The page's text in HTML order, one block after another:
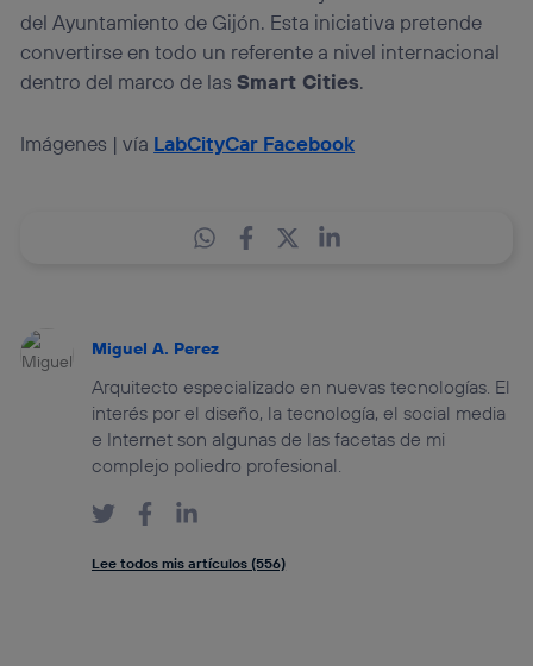
del Ayuntamiento de Gijón. Esta iniciativa pretende
convertirse en todo un referente a nivel internacional
dentro del marco de lasSmart Cities.
Imágenes | vía LabCityCar Facebook
Miguel A. Perez
Arquitecto especializado en nuevas tecnologías. El
interés por el diseño, la tecnología, el social media
e Internet son algunas de las facetas de mi
complejo poliedro profesional.
Lee todos mis artículos (556)